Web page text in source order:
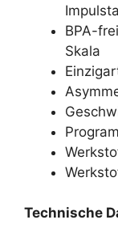
BPA-
Skala
Technische